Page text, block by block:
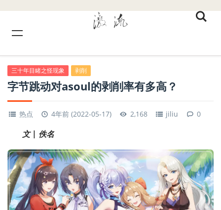
三十年目睹之怪现象 剥削
字节跳动对asoul的剥削率有多高？
热点 4年前 (2022-05-17) 2,168 jiliu 0
文 | 佚名